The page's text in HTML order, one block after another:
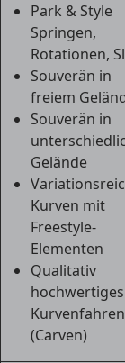
Park & Style
Springen,
Rotationen,
Souverän in
freiem
Souverän in
Gelände
Kurven mit
Freestyle-
Elementen
Qualitativ
hochwertiges
Kurvenfahren
(Carven)